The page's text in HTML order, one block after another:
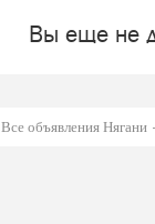
Вы еще не
Все объявления Нягани